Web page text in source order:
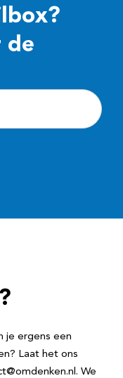
de
je ergens een
Laat het ons
We